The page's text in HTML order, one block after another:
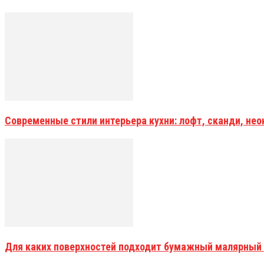
Современные стили интерьера кухни: лофт, сканди,
Для каких поверхностей подходит бумажный малярный